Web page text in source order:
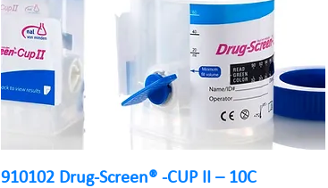
910102 Drug-Screen® -CUP II – 10C